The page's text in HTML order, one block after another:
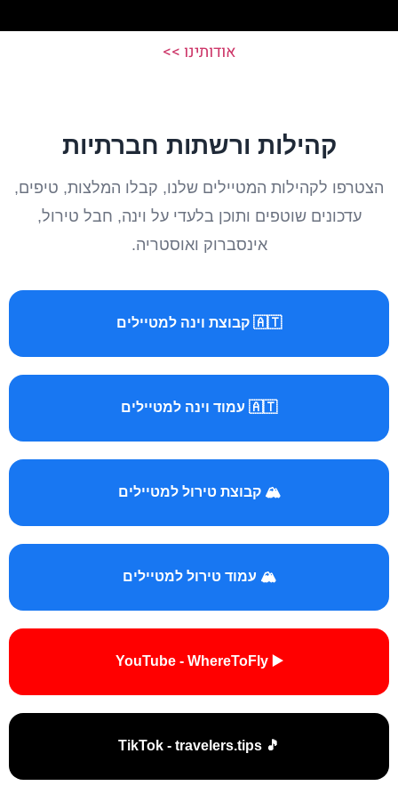
אודותינו >>
קהילות ורשתות חברתיות
הצטרפו לקהילות המטיילים שלנו, קבלו המלצות, טיפים,
עדכונים שוטפים ותוכן בלעדי על וינה, חבל טירול,
אינסברוק ואוסטריה.
🇦🇹 קבוצת וינה למטיילים
🇦🇹 עמוד וינה למטיילים
🏔️ קבוצת טירול למטיילים
🏔️ עמוד טירול למטיילים
▶️ YouTube - WhereToFly
🎵 TikTok - travelers.tips